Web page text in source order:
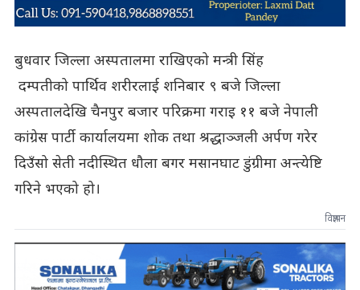
बुधवार जिल्ला अस्पतालमा राखिएको मन्त्री सिंह
दम्पतीको पार्थिव शरीरलाई शनिबार ९ बजे जिल्ला
अस्पतालदेखि चैनपुर बजार परिक्रमा गराइ ११ बजे नेपाली
कांग्रेस पार्टी कार्यालयमा शोक तथा श्रद्धाञ्जली अर्पण गरेर
दिउँसो सेती नदीस्थित धौला बगर मसानघाट डुंग्रीमा अन्त्येष्टि
गरिने भएको हो।
विज्ञापन